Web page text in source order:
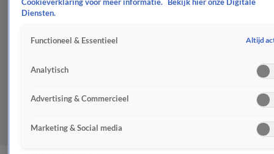
Cookieverklaring voor meer informatie.
Bekijk hier onze Digitale
Diensten.
Functioneel & Essentieel Altijd
Analytisch
Advertising & Commercieel
Marketing & Social media